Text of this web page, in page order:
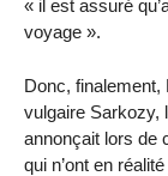
« il est assuré
voyage ».
Donc, finalement,
vulgaire Sarkozy,
annonçait lors de
qui n’ont en